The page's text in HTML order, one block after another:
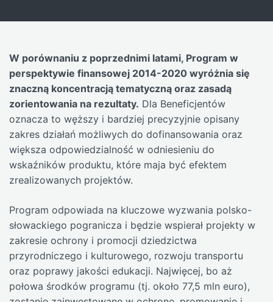
W porównaniu z poprzednimi latami, Program w
perspektywie finansowej 2014-2020 wyróżnia się
znaczną koncentracją tematyczną oraz zasadą
zorientowania na rezultaty. Dla Beneficjentów
oznacza to węższy i bardziej precyzyjnie opisany
zakres działań możliwych do dofinansowania oraz
większa odpowiedzialność w odniesieniu do
wskaźników produktu, które maja być efektem
zrealizowanych projektów.
Program odpowiada na kluczowe wyzwania polsko-
słowackiego pogranicza i będzie wspierał projekty w
zakresie ochrony i promocji dziedzictwa
przyrodniczego i kulturowego, rozwoju transportu
oraz poprawy jakości edukacji. Najwięcej, bo aż
połowa środków programu (tj. około 77,5 mln euro),